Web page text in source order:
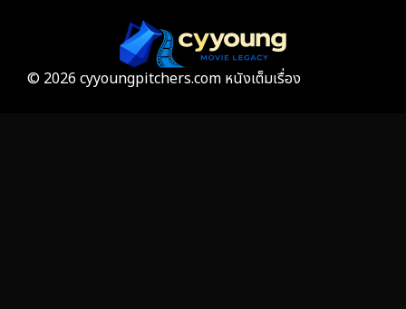
© 2026 cyyoungpitchers.com หนังเต็มเรื่อง